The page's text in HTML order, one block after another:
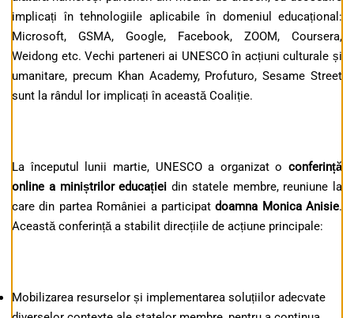
implicați în tehnologiile aplicabile în domeniul educațional:
Microsoft, GSMA, Google, Facebook, ZOOM, Coursera,
Weidong etc. Vechi parteneri ai UNESCO în acțiuni culturale și
umanitare, precum Khan Academy, Profuturo, Sesame Street
sunt la rândul lor implicați în această Coaliție.
La începutul lunii martie, UNESCO a organizat o conferință
online a miniștrilor educației din statele membre, reuniune la
care din partea României a participatdoamna Monica Anisie.
Această conferință a stabilit direcțiile de acțiune principale:
Mobilizarea resurselor și implementarea soluțiilor adecvate